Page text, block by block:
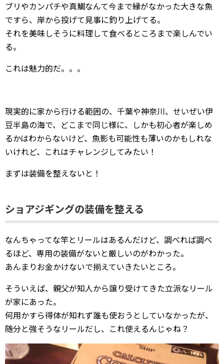
ブリやカンパチや真鯛なんて今まで縁がなかった大きな魚
ですら、岸から投げて見事に釣り上げてる。
それを美味しそうに料理して食べるところまで楽しんでい
る。
これは魅力的だ。。。
現実的に家から行ける範囲の、千葉や神奈川、せいぜい伊
豆半島の海で、どこまで同じ様に、しかも初心者が楽しめ
るかはわからないけど、魚影も可能性も薄いのかもしれな
いけれど、これはチャレンジしてみたい！
まずは装備を整えないと！
ショアジギングの装備を整える
なんちゃってな竿とリールはあるんだけど、調べれば調べ
るほど、専用の装備がないと厳しいのがわかった。
あんまりお金かけないで揃えていきたいところ。
そういえば、親父が知人から譲り受けてきた立派なリール
が家にあった。
何用かすら得体が知れず誰も使おうとしていなかったが、
随分と強そうなリールだし、これ使えるんじゃね？